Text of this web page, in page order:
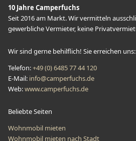
10 Jahre Camperfuchs
Seit 2016 am Markt. Wir vermitteln
gewerbliche Vermieter, keine
Wir sind gerne behilflich! Sie erreichen uns:
Telefon:+49 (0) 6485 77 44 120
E-Mail: info@camperfuchs.de
Web:www.camperfuchs.de
Beliebte Seiten
Wohnmobil mieten
Wohnmobil mieten nach Stadt